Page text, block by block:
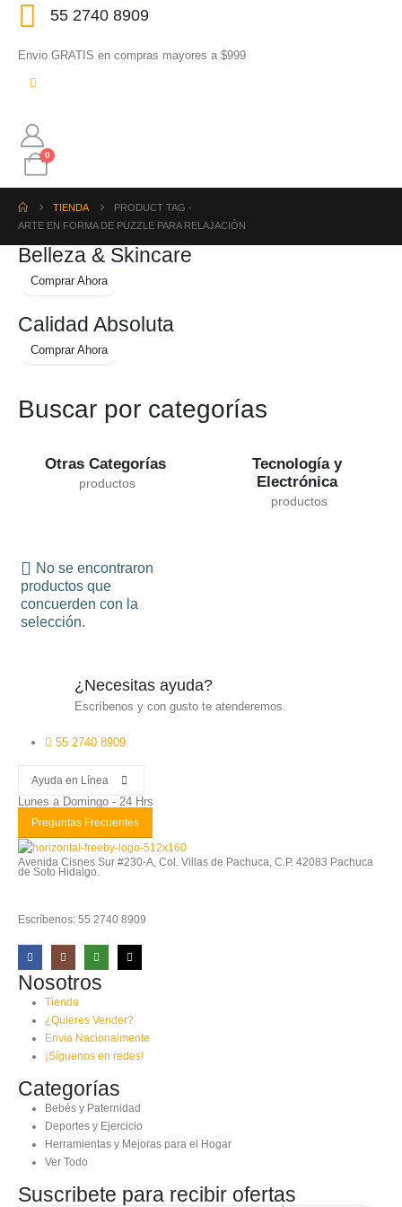
55 2740 8909
Envio GRATIS en compras mayores a $999
0
TIENDA
PRODUCT TAG -
ARTE EN FORMA DE PUZZLE PARA RELAJACIÓN
Belleza & Skincare
Comprar Ahora
Calidad Absoluta
Comprar Ahora
Buscar por categorías
Otras Categorías
Tecnología y
Electrónica
No se encontraron
productos que
concuerden con la
selección.
¿Necesitas ayuda?
Escríbenos y con gusto te atenderemos.
55 2740 8909
Ayuda en Línea
Lunes a Domingo - 24 Hrs
Preguntas Frecuentes
Avenida Cisnes Sur #230-A, Col. Villas de Pachuca, C.P. 42083 Pachuca
de Soto Hidalgo.
Escríbenos: 55 2740 8909
Nosotros
Tienda
¿Quieres Vender?
Envia Nacionalmente
¡Síguenos en redes!
Categorías
Bebés y Paternidad
Deportes y Ejercicio
Herramientas y Mejoras para el Hogar
Ver Todo
Suscribete para recibir ofertas